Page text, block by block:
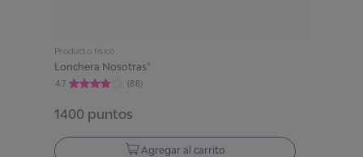
Producto físico
Lonchera Nosotras®
4.7 (88)
1400 puntos
Agregar al carrito